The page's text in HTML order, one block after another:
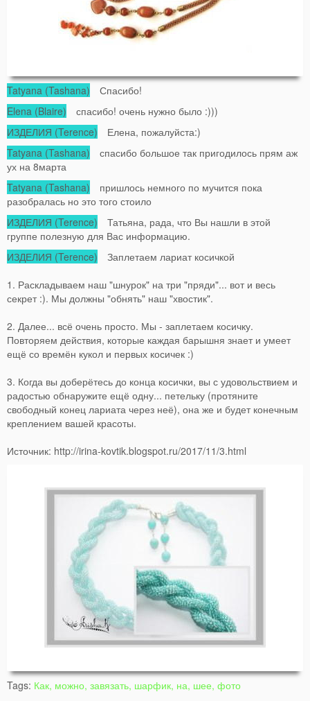
Tatyana (Tashana) Спасибо!
Elena (Blaire) спасибо! очень нужно было :)))
ИЗДЕЛИЯ (Terence) Елена, пожалуйста:)
Tatyana (Tashana) спасибо большое так пригодилось прям аж
ух на 8марта
Tatyana (Tashana) пришлось немного по мучится пока
разобралась но это того стоило
ИЗДЕЛИЯ (Terence) Татьяна, рада, что Вы нашли в этой
группе полезную для Вас информацию.
ИЗДЕЛИЯ (Terence) Заплетаем лариат косичкой
1. Раскладываем наш "шнурок" на три "пряди"... вот и весь
секрет :). Мы должны "обнять" наш "хвостик".
2. Далее... всё очень просто. Мы - заплетаем косичку.
Повторяем действия, которые каждая барышня знает и умеет
ещё со времён кукол и первых косичек :)
3. Когда вы доберётесь до конца косички, вы с удовольствием и
радостью обнаружите ещё одну... петельку (протяните
свободный конец лариата через неё), она же и будет конечным
креплением вашей красоты.
Источник: http://irina-kovtik.blogspot.ru/2017/11/3.html
Tags: Как, можно, завязать, шарфик, на, шее, фото